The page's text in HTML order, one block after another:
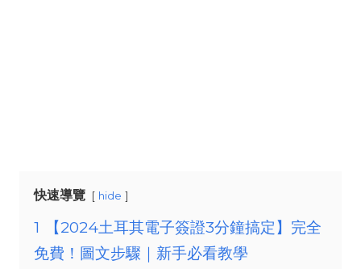
快速導覽 hide
1
【2024土耳其電子簽證3分鐘搞定】完全
免費！圖文步驟｜新手必看教學